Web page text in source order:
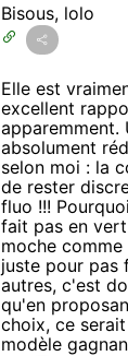
Bisous, lolo
Elle est
excellent
apparemment.
absolument
selon moi : la
de rester
fluo !!!
fait pas en
moche
juste pour pas
autres, c'est
qu'en
choix, ce
modèle